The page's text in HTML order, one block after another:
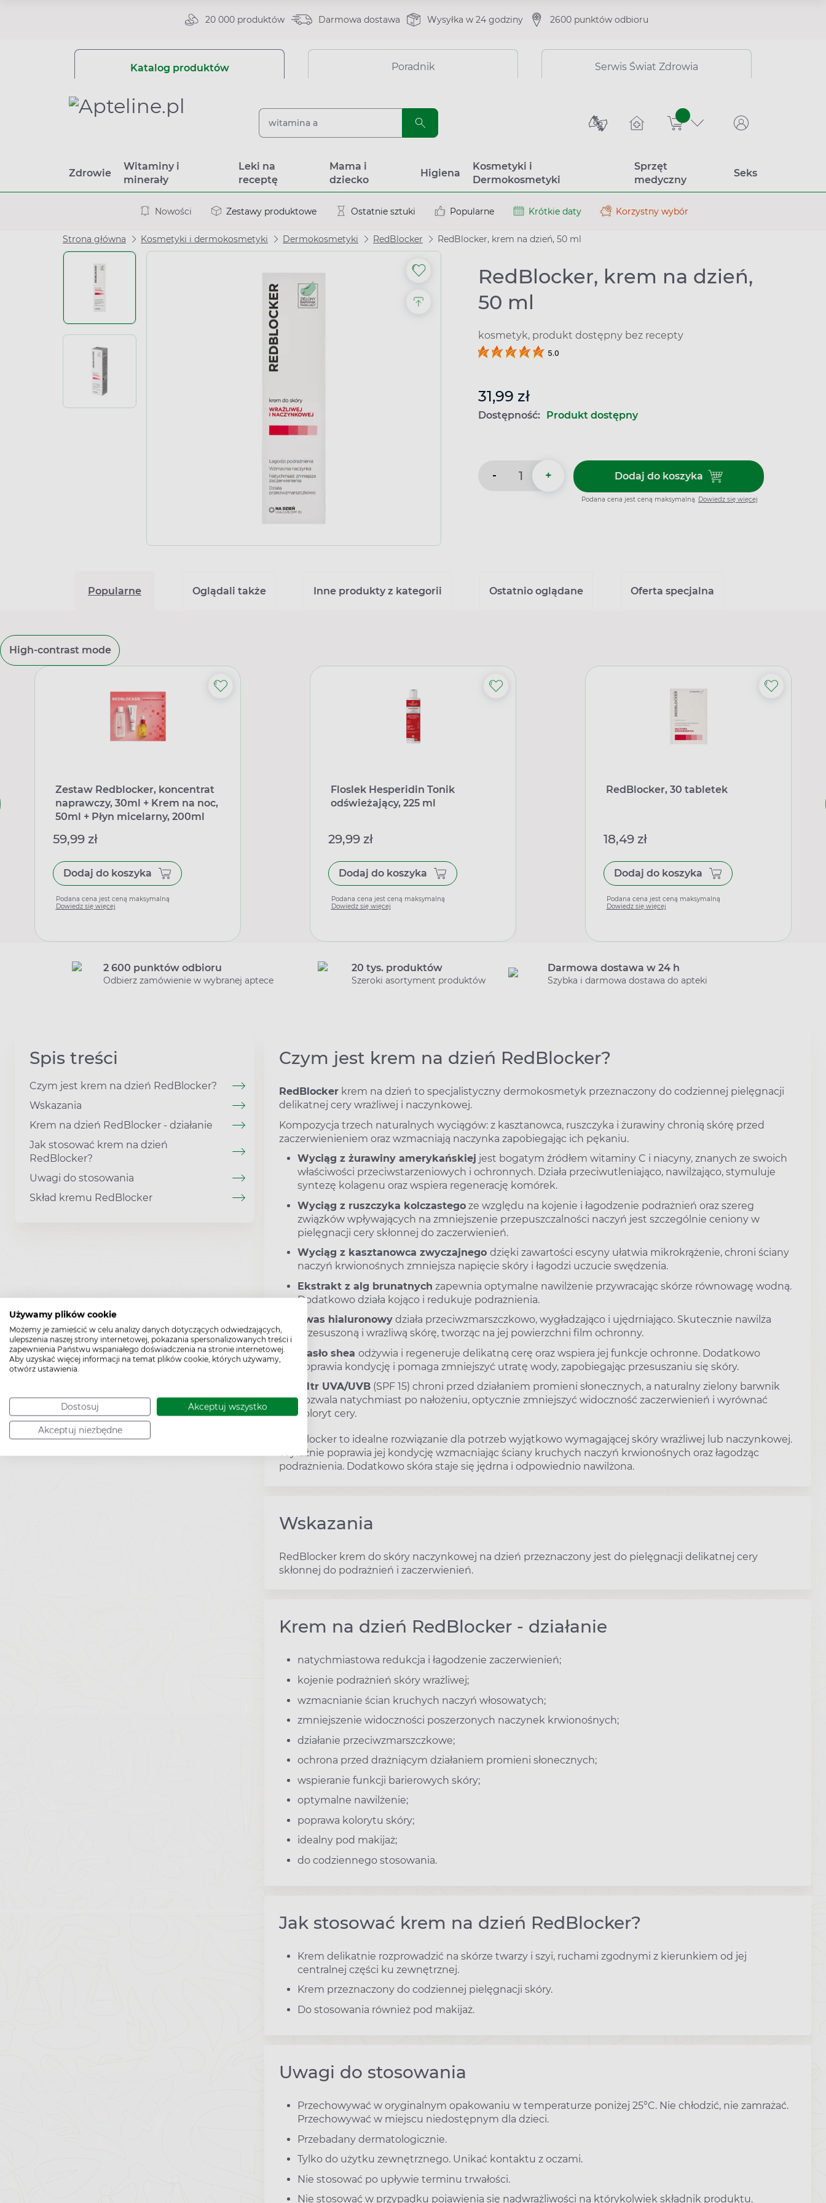
Używamy plików cookie
Możemy je zamieścić w celu analizy danych dotyczących odwiedzających,
ulepszenia naszej strony internetowej, pokazania spersonalizowanych treści i
zapewnienia Państwu wspaniałego doświadczenia na stronie internetowej.
Aby uzyskać więcej informacji na temat plików cookie, których używamy,
otwórz ustawienia.
Dostosuj Akceptuj wszystko
Akceptuj niezbędne
20 000 produktów Darmowa dostawa Wysyłka w 24 godziny 2600 punktów odbioru
Katalog produktów Poradnik Serwis Świat Zdrowia
sztuk
Zdrowie
Witaminy i
minerały
Leki na
receptę
Mama i
dziecko
Higiena
Kosmetyki i
Dermokosmetyki
Sprzęt
medyczny
Seks
Nowości Zestawy produktowe Ostatnie sztuki Popularne Krótkie daty Korzystny wybór
Strona główna Kosmetyki i dermokosmetyki Dermokosmetyki RedBlocker RedBlocker, krem na dzień, 50 ml
RedBlocker, krem na dzień,
50 ml
kosmetyk, produkt dostępny bez recepty
5.0
31,99 zł
Dostępność: Produkt dostępny
- + Dodaj do koszykaDodaj do koszyka RedBlocker,
Podana cena jest ceną maksymalną. Dowiedz się więcej
Popularne Oglądali także Inne produkty z kategorii Ostatnio oglądane Oferta specjalna
High-contrast mode
Zestaw Redblocker, koncentrat
naprawczy, 30ml + Krem na noc,
50ml + Płyn micelarny, 200ml
59,99 zł
Dodaj do koszyka
Podana cena jest ceną maksymalną
Dowiedz się więcej
Floslek Hesperidin Tonik
odświeżający, 225 ml
29,99 zł
Dodaj do koszyka
Podana cena jest ceną maksymalną
Dowiedz się więcej
RedBlocker, 30 tabletek
18,49 zł
Dodaj do koszyka
Podana cena jest ceną maksymalną
Dowiedz się więcej
2 600 punktów odbioru
Odbierz zamówienie w wybranej aptece
20 tys. produktów
Szeroki asortyment produktów
Darmowa dostawa w 24 h
Szybka i darmowa dostawa do apteki
Spis treści
Czym jest krem na dzień RedBlocker?
Wskazania
Krem na dzień RedBlocker - działanie
Jak stosować krem na dzień
RedBlocker?
Uwagi do stosowania
Skład kremu RedBlocker
Czym jest krem na dzień RedBlocker?
RedBlocker krem na dzień to specjalistyczny dermokosmetyk przeznaczony do codziennej pielęgnacji
delikatnej cery wrażliwej i naczynkowej.
Kompozycja trzech naturalnych wyciągów: z kasztanowca, ruszczyka i żurawiny chronią skórę przed
zaczerwienieniem oraz wzmacniają naczynka zapobiegając ich pękaniu.
Wyciąg z żurawiny amerykańskiej jest bogatym źródłem witaminy C i niacyny, znanych ze swoich
właściwości przeciwstarzeniowych i ochronnych. Działa przeciwutleniająco, nawilżająco, stymuluje
syntezę kolagenu oraz wspiera regenerację komórek.
Wyciąg z ruszczyka kolczastego ze względu na kojenie i łagodzenie podrażnień oraz szereg
związków wpływających na zmniejszenie przepuszczalności naczyń jest szczególnie ceniony w
pielęgnacji cery skłonnej do zaczerwienień.
Wyciąg z kasztanowca zwyczajnego dzięki zawartości escyny ułatwia mikrokrążenie, chroni ściany
naczyń krwionośnych zmniejsza napięcie skóry i łagodzi uczucie swędzenia.
Ekstrakt z alg brunatnych zapewnia optymalne nawilżenie przywracając skórze równowagę wodną.
Dodatkowo działa kojąco i redukuje podrażnienia.
Kwas hialuronowy działa przeciwzmarszczkowo, wygładzająco i ujędrniająco. Skutecznie nawilża
przesuszoną i wrażliwą skórę, tworząc na jej powierzchni film ochronny.
Masło shea odżywia i regeneruje delikatną cerę oraz wspiera jej funkcje ochronne. Dodatkowo
poprawia kondycję i pomaga zmniejszyć utratę wody, zapobiegając przesuszaniu się skóry.
Filtr UVA/UVB (SPF 15) chroni przed działaniem promieni słonecznych, a naturalny zielony barwnik
pozwala natychmiast po nałożeniu, optycznie zmniejszyć widoczność zaczerwienień i wyrównać
koloryt cery.
RedBlocker to idealne rozwiązanie dla potrzeb wyjątkowo wymagającej skóry wrażliwej lub naczynkowej.
Wyraźnie poprawia jej kondycję wzmacniając ściany kruchych naczyń krwionośnych oraz łagodząc
podrażnienia. Dodatkowo skóra staje się jędrna i odpowiednio nawilżona.
Wskazania
RedBlocker krem do skóry naczynkowej na dzień przeznaczony jest do pielęgnacji delikatnej cery
skłonnej do podrażnień i zaczerwienień.
Krem na dzień RedBlocker - działanie
natychmiastowa redukcja i łagodzenie zaczerwienień;
kojenie podrażnień skóry wrażliwej;
wzmacnianie ścian kruchych naczyń włosowatych;
zmniejszenie widoczności poszerzonych naczynek krwionośnych;
działanie przeciwzmarszczkowe;
ochrona przed drażniącym działaniem promieni słonecznych;
wspieranie funkcji barierowych skóry;
optymalne nawilżenie;
poprawa kolorytu skóry;
idealny pod makijaż;
do codziennego stosowania.
Jak stosować krem na dzień RedBlocker?
Krem delikatnie rozprowadzić na skórze twarzy i szyi, ruchami zgodnymi z kierunkiem od jej
centralnej części ku zewnętrznej.
Krem przeznaczony do codziennej pielęgnacji skóry.
Do stosowania również pod makijaż.
Uwagi do stosowania
Przechowywać w oryginalnym opakowaniu w temperaturze poniżej 25°C. Nie chłodzić, nie zamrażać.
Przechowywać w miejscu niedostępnym dla dzieci.
Przebadany dermatologicznie.
Tylko do użytku zewnętrznego. Unikać kontaktu z oczami.
Nie stosować po upływie terminu trwałości.
Nie stosować w przypadku pojawienia się nadwrażliwości na którykolwiek składnik produktu.